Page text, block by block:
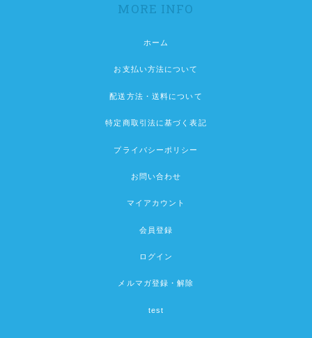
MORE INFO
ホーム
お支払い方法について
配送方法・送料について
特定商取引法に基づく表記
プライバシーポリシー
お問い合わせ
マイアカウント
会員登録
ログイン
メルマガ登録・解除
test